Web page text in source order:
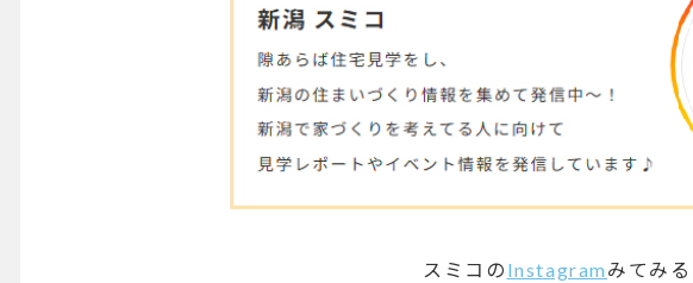
スミコの Instagram みてみる